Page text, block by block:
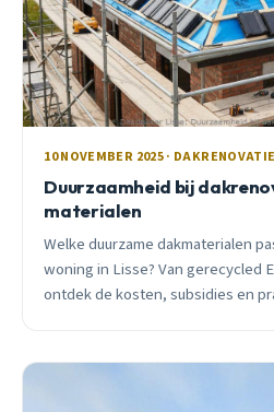
10 NOVEMBER 2025 ·
Duurzaamheid bij
materialen
Welke duurzame dakmaterialen
woning in Lisse? Van gerecycled
ontdek de kosten, subsidies en